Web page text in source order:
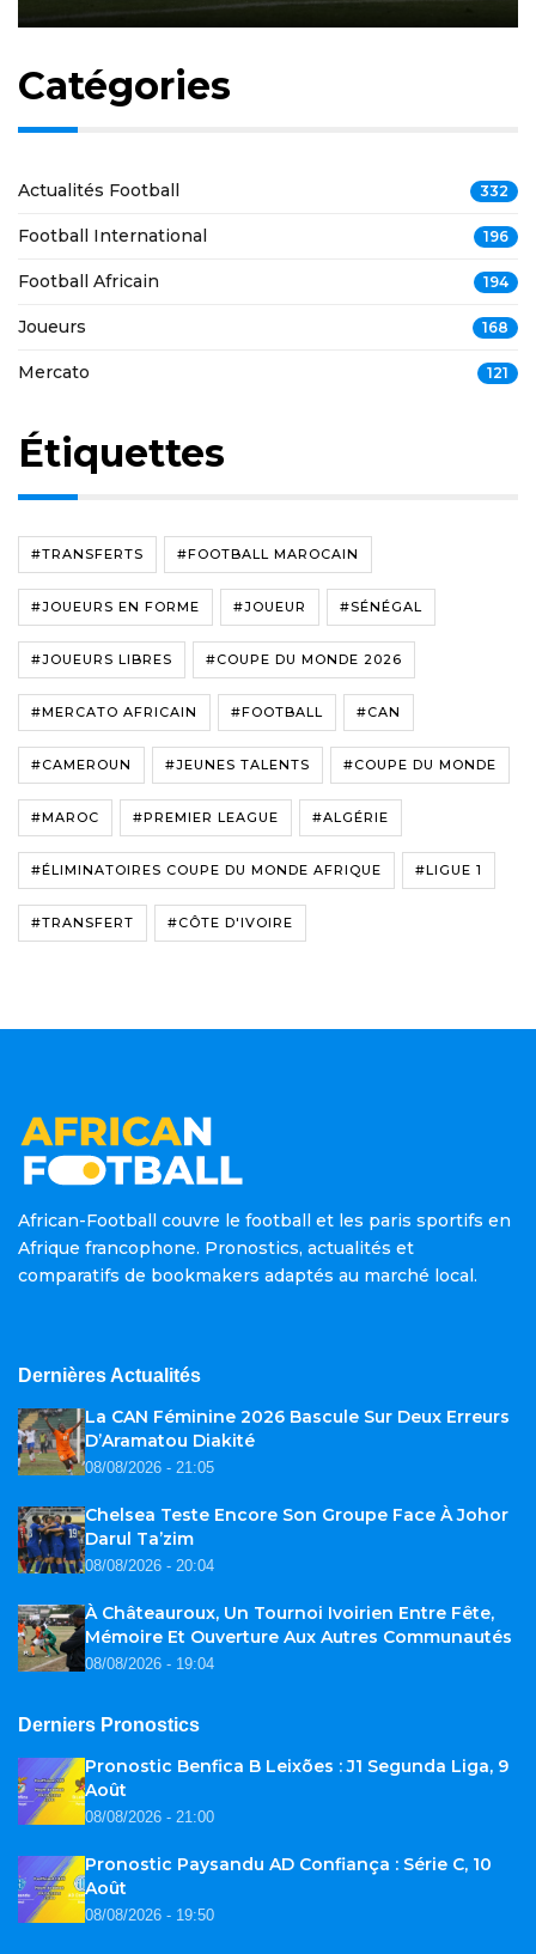
Catégories
Actualités Football 332
Football International 196
Football Africain 194
Joueurs 168
Mercato 121
Étiquettes
#TRANSFERTS #FOOTBALL MAROCAIN
#JOUEURS EN FORME #JOUEUR #SÉNÉGAL
#JOUEURS LIBRES #COUPE DU MONDE 2026
#MERCATO AFRICAIN #FOOTBALL #CAN
#CAMEROUN #JEUNES TALENTS #COUPE DU MONDE
#MAROC #PREMIER LEAGUE #ALGÉRIE
#ÉLIMINATOIRES COUPE DU MONDE AFRIQUE #LIGUE 1
#TRANSFERT #CÔTE D'IVOIRE
African-Football couvre le football et les paris sportifs en
Afrique francophone. Pronostics, actualités et
comparatifs de bookmakers adaptés au marché local.
Dernières Actualités
La CAN Féminine 2026 Bascule Sur Deux Erreurs
D’Aramatou Diakité
08/08/2026 - 21:05
Chelsea Teste Encore Son Groupe Face À Johor
Darul Ta’zim
08/08/2026 - 20:04
À Châteauroux, Un Tournoi Ivoirien Entre Fête,
Mémoire Et Ouverture Aux Autres Communautés
08/08/2026 - 19:04
Derniers Pronostics
Pronostic Benfica B Leixões : J1 Segunda Liga, 9
Août
08/08/2026 - 21:00
Pronostic Paysandu AD Confiança : Série C, 10
Août
08/08/2026 - 19:50